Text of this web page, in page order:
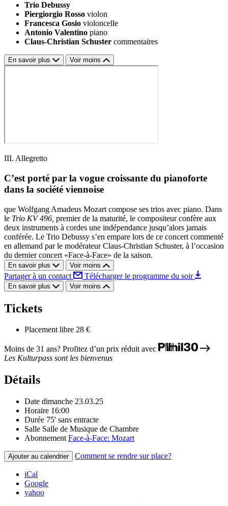
Trio Debussy
Piergiorgio Rosso violon
Francesca Gosio violoncelle
Antonio Valentino piano
Claus-Christian Schuster commentaires
En savoir plus Voir moins
III. Allegretto
C’est porté par la vogue croissante du pianoforte
dans la société viennoise
que Wolfgang Amadeus Mozart compose ses trios avec piano. Dans
le Trio KV 496, premier de la maturité, le compositeur confère aux
deux instruments à cordes une indépendance jusqu’alors jamais
conférée. Le Trio Debussy s’en empare lors de ce concert commenté
en allemand par le modérateur Claus-Christian Schuster, à l’occasion
du dernier concert «Face-à-Face» de la saison.
En savoir plus Voir moins
Partager à un contact Télécharger le programme du soir
En savoir plus Voir moins
Tickets
Placement libre 28 €
Moins de 31 ans? Profitez d’un prix réduit avec
Les Kulturpass sont les bienvenus
Détails
Date dimanche 23.03.25
Horaire 16:00
Durée 75' sans entracte
Salle Salle de Musique de Chambre
Abonnement Face-à-Face: Mozart
Ajouter au calendrier Comment se rendre sur place?
iCal
Google
yahoo